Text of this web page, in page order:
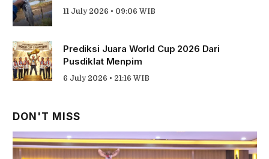
11 July 2026 • 09:06 WIB
Prediksi Juara World Cup 2026 Dari
Pusdiklat Menpim
6 July 2026 • 21:16 WIB
DON'T MISS